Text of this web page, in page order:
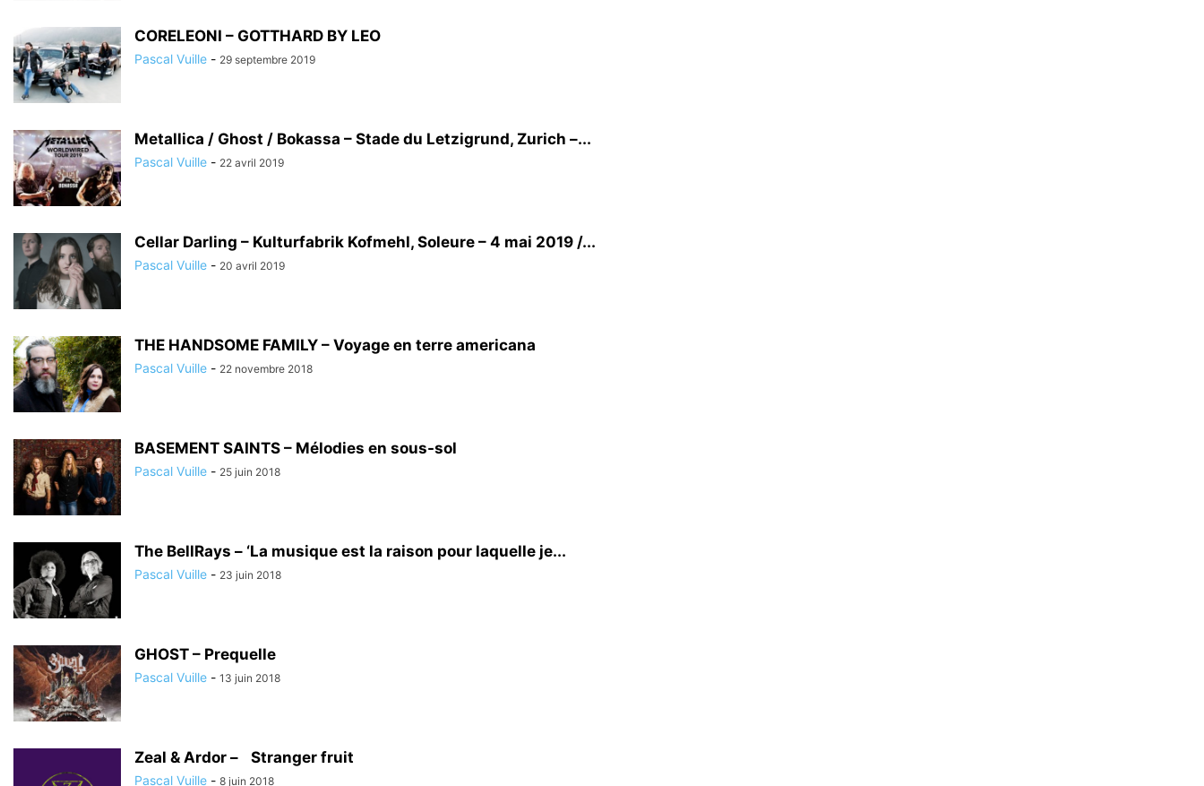
CORELEONI – GOTTHARD BY LEO
Pascal Vuille - 29 septembre 2019
Metallica / Ghost / Bokassa – Stade du Letzigrund, Zurich –...
Pascal Vuille - 22 avril 2019
Cellar Darling – Kulturfabrik Kofmehl, Soleure – 4 mai 2019 /...
Pascal Vuille - 20 avril 2019
THE HANDSOME FAMILY – Voyage en terre americana
Pascal Vuille - 22 novembre 2018
BASEMENT SAINTS – Mélodies en sous-sol
Pascal Vuille - 25 juin 2018
The BellRays – ‘La musique est la raison pour laquelle je...
Pascal Vuille - 23 juin 2018
GHOST – Prequelle
Pascal Vuille - 13 juin 2018
Zeal & Ardor – Stranger fruit
Pascal Vuille - 8 juin 2018